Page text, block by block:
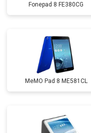
Fonepad 8 FE380CG
MeMO Pad 8 ME581CL